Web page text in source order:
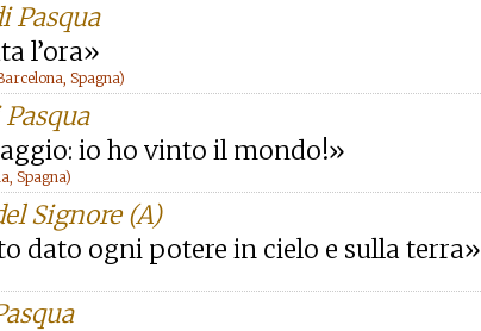
Pasqua
l’ora»
Spagna)
io ho vinto il mondo!»
Spagna)
Signore (A)
dato ogni potere in cielo e sulla terra»